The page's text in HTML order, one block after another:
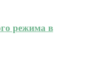
режима в